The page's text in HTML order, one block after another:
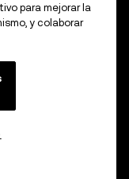
para mejorar la
y colaborar